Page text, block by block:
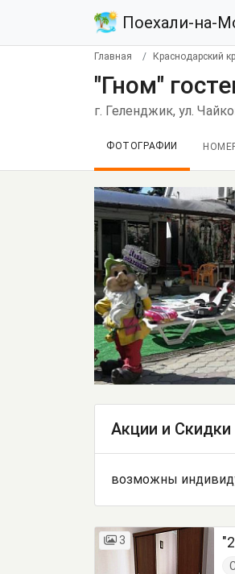
Поехали-на-
Главная Краснодарский
"Гном"
г. Геленджик, ул.
ФОТОГРАФИИ
Акции и Скидки
возможны
3